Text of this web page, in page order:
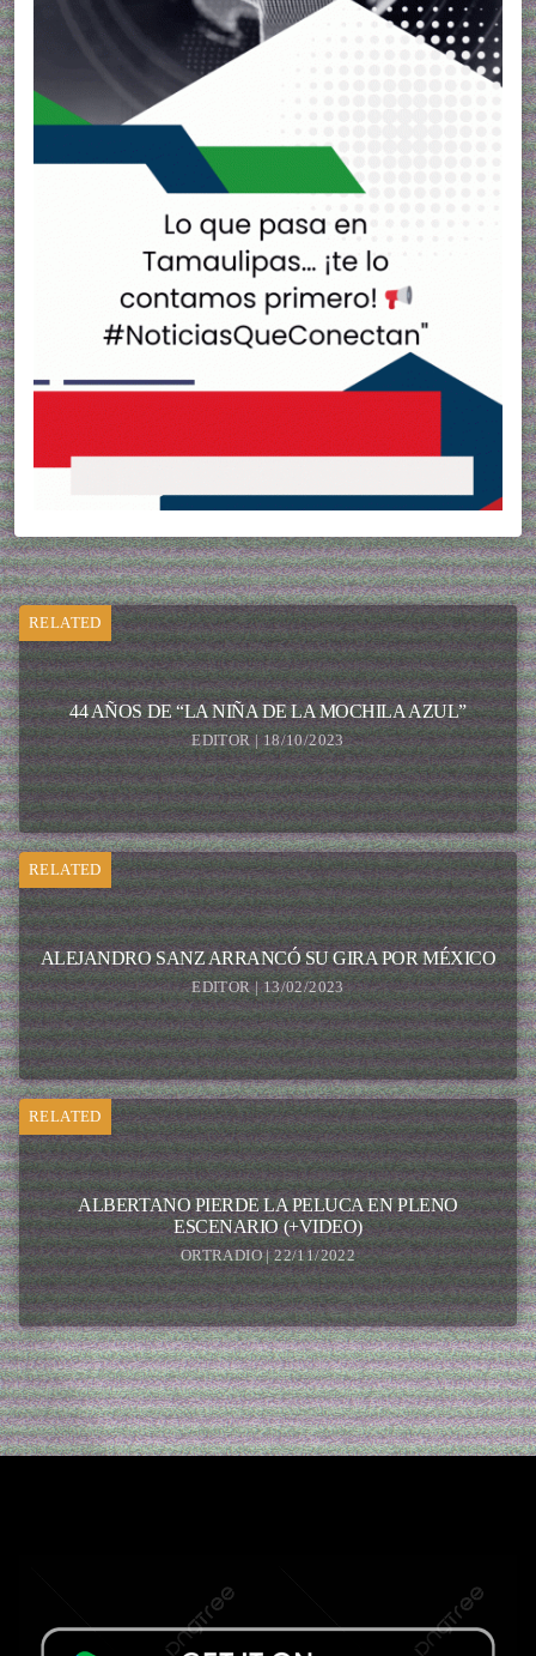
RELATED
44 AÑOS DE “LA NIÑA DE LA MOCHILA AZUL”
EDITOR | 18/10/2023
RELATED
ALEJANDRO SANZ ARRANCÓ SU GIRA POR MÉXICO
EDITOR | 13/02/2023
RELATED
ALBERTANO PIERDE LA PELUCA EN PLENO
ESCENARIO (+VIDEO)
ORTRADIO | 22/11/2022